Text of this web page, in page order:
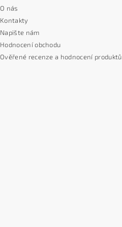
O nás
Kontakty
Napište nám
Hodnocení obchodu
Ověřené recenze a hodnocení produktů